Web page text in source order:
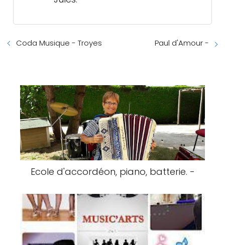
Coda Musique - Troyes Paul d'Amour -
Ecole d'accordéon, piano, batterie. -